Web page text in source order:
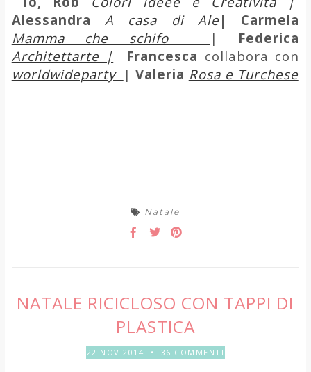
Alessandra A casa di Ale | Carmela
Mamma che schifo
| Federica
Architettarte |
Francesca collabora con
worldwideparty | Valeria Rosa e Turchese
Natale
NATALE RICICLOSO CON TAPPI DI
PLASTICA
22 NOV 2014 • 36 COMMENTI